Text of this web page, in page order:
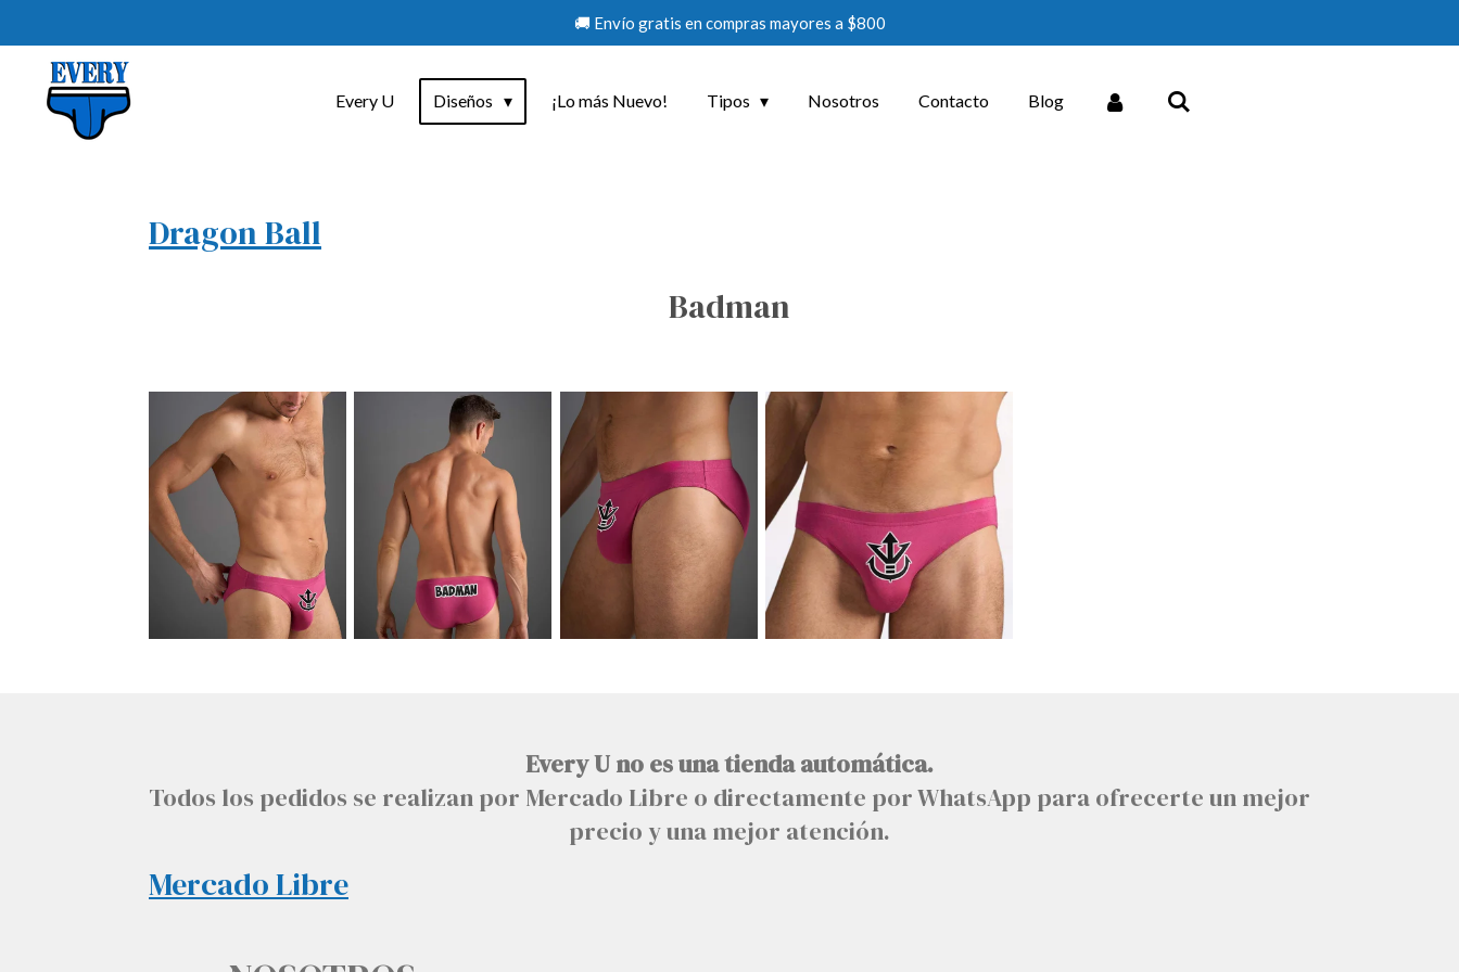
contenido
principal
🚚 Envío gratis en compras mayores a $800
Every U Diseños ¡Lo más Nuevo! Tipos Nosotros Contacto Blog
Dragon Ball
Badman
Every U no es una tienda automática.
Todos los pedidos se realizan por Mercado Libre o directamente por WhatsApp para ofrecerte un mejor
precio y una mejor atención.
Mercado Libre